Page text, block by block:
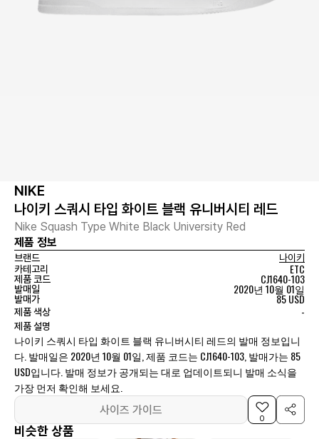
NIKE
나이키 스쿼시 타입 화이트 블랙 유니버시티 레드
Nike Squash Type White Black University Red
제품 정보
브랜드
나이키
카테고리
ETC
제품 코드 CJ1640-103
발매일 2020년 10월 01일
발매가 85 USD
제품 색상 -
제품 설명
나이키 스쿼시 타입 화이트 블랙 유니버시티 레드의 발매 정보입니
다. 발매일은 2020년 10월 01일, 제품 코드는 CJ1640-103, 발매가는 85
USD입니다. 발매 정보가 공개되는 대로 업데이트되니 발매 소식을
가장 먼저 확인해 보세요.
사이즈 가이드
0
비슷한 상품